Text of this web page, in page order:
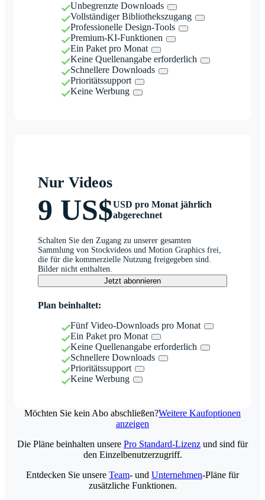
Unbegrenzte Downloads
Vollständiger Bibliothekszugang
Professionelle Design-Tools
Premium-KI-Funktionen
Ein Paket pro Monat
Keine Quellenangabe erforderlich
Schnellere Downloads
Prioritätssupport
Keine Werbung
Nur Videos
9 US$USD pro Monat jährlich
abgerechnet
Schalten Sie den Zugang zu unserer gesamten
Sammlung von Stockvideos und Motion Graphics frei,
die für die kommerzielle Nutzung freigegeben sind.
Bilder nicht enthalten.
Jetzt abonnieren
Plan beinhaltet:
Fünf Video-Downloads pro Monat
Ein Paket pro Monat
Keine Quellenangabe erforderlich
Schnellere Downloads
Prioritätssupport
Keine Werbung
Möchten Sie kein Abo abschließen?Weitere Kaufoptionen
anzeigen
Die Pläne beinhalten unsere Pro Standard-Lizenz und sind für
den Einzelbenutzerzugriff.
Entdecken Sie unsere Team- und Unternehmen-Pläne für
zusätzliche Funktionen.